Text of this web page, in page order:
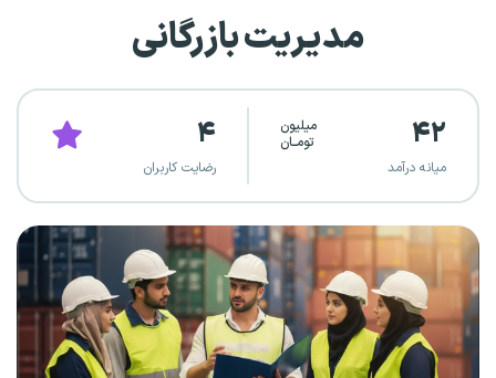
مدیریت بازرگانی
۴۲
میلیون
تومــان
میانه درآمد
۴
رضایت کاربران